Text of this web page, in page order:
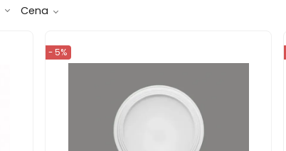
Cena
- 5%